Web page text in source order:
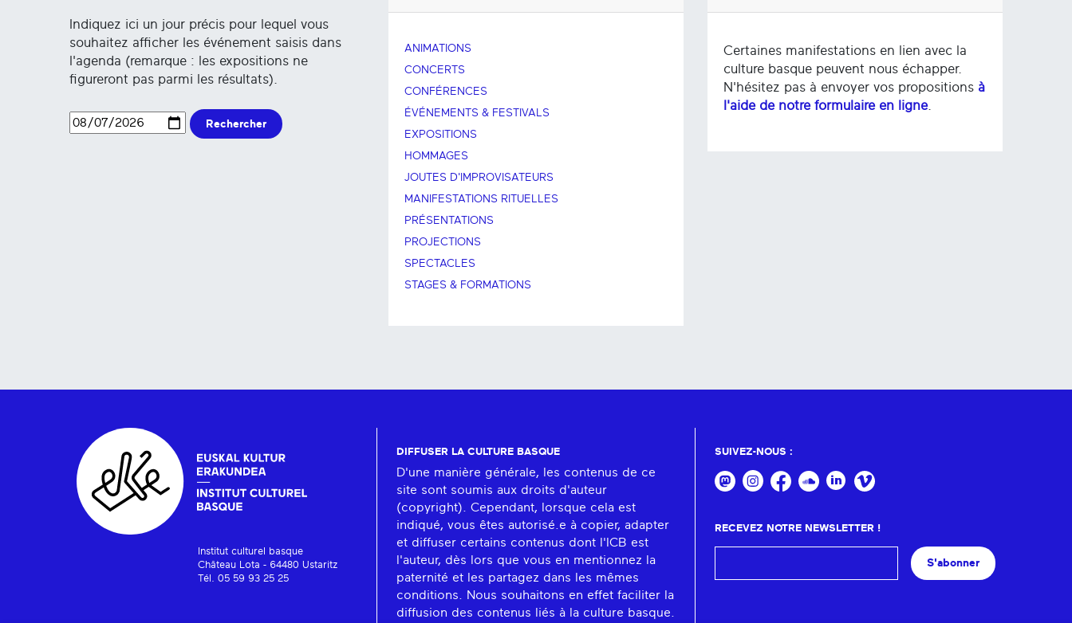
Indiquez ici un jour précis pour lequel vous
souhaitez afficher les événement saisis dans
l'agenda (remarque : les expositions ne
figureront pas parmi les résultats).
Rechercher
ANIMATIONS
CONCERTS
CONFÉRENCES
ÉVÉNEMENTS & FESTIVALS
EXPOSITIONS
HOMMAGES
JOUTES D'IMPROVISATEURS
MANIFESTATIONS RITUELLES
PRÉSENTATIONS
PROJECTIONS
SPECTACLES
STAGES & FORMATIONS
Certaines manifestations en lien avec la
culture basque peuvent nous échapper.
N'hésitez pas à envoyer vos propositions à
l'aide de notre formulaire en ligne.
Institut culturel basque
Château Lota - 64480 Ustaritz
Tél. 05 59 93 25 25
DIFFUSER LA CULTURE BASQUE
D'une manière générale, les contenus de ce
site sont soumis aux droits d'auteur
(copyright). Cependant, lorsque cela est
indiqué, vous êtes autorisé.e à copier, adapter
et diffuser certains contenus dont l'ICB est
l'auteur, dès lors que vous en mentionnez la
paternité et les partagez dans les mêmes
conditions. Nous souhaitons en effet faciliter la
diffusion des contenus liés à la culture basque.
SUIVEZ-NOUS :
RECEVEZ NOTRE NEWSLETTER !
S'abonner